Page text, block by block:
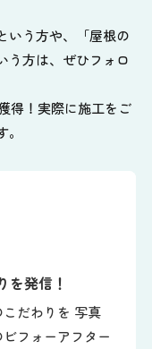
う方や、
「屋根の
う方は、ぜひフォロ
得！実際に施工をご
を発信！
だわりを 写真
フォーアフター